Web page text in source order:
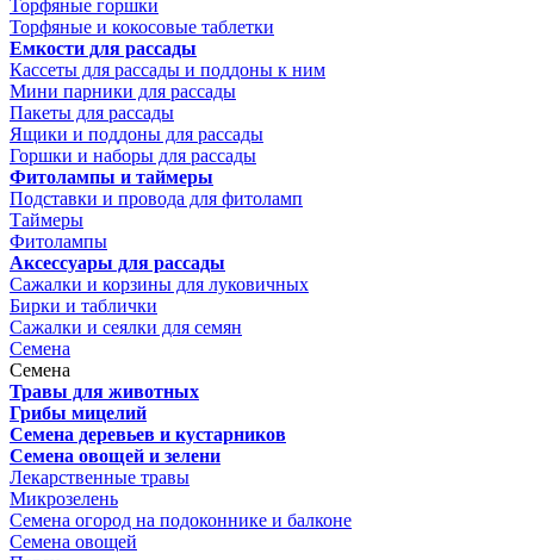
Торфяные горшки
Торфяные и кокосовые таблетки
Емкости для рассады
Кассеты для рассады и поддоны к ним
Мини парники для рассады
Пакеты для рассады
Ящики и поддоны для рассады
Горшки и наборы для рассады
Фитолампы и таймеры
Подставки и провода для фитоламп
Таймеры
Фитолампы
Аксессуары для рассады
Сажалки и корзины для луковичных
Бирки и таблички
Сажалки и сеялки для семян
Семена
Семена
Травы для животных
Грибы мицелий
Семена деревьев и кустарников
Семена овощей и зелени
Лекарственные травы
Микрозелень
Семена огород на подоконнике и балконе
Семена овощей